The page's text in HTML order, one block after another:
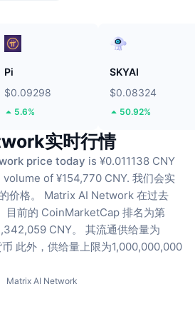
Pi
$0.09298
5.6%
SKYAI
$0.08324
50.92%
实时行情
price today is ¥0.011138 CNY
of ¥154,770 CNY. 我们会实
价格。
Matrix AI Network 在过去
目前的 CoinMarketCap 排名为第
CNY。
其流通供给量为
此外，供给量上限为1,000,000,000
Matrix AI Network